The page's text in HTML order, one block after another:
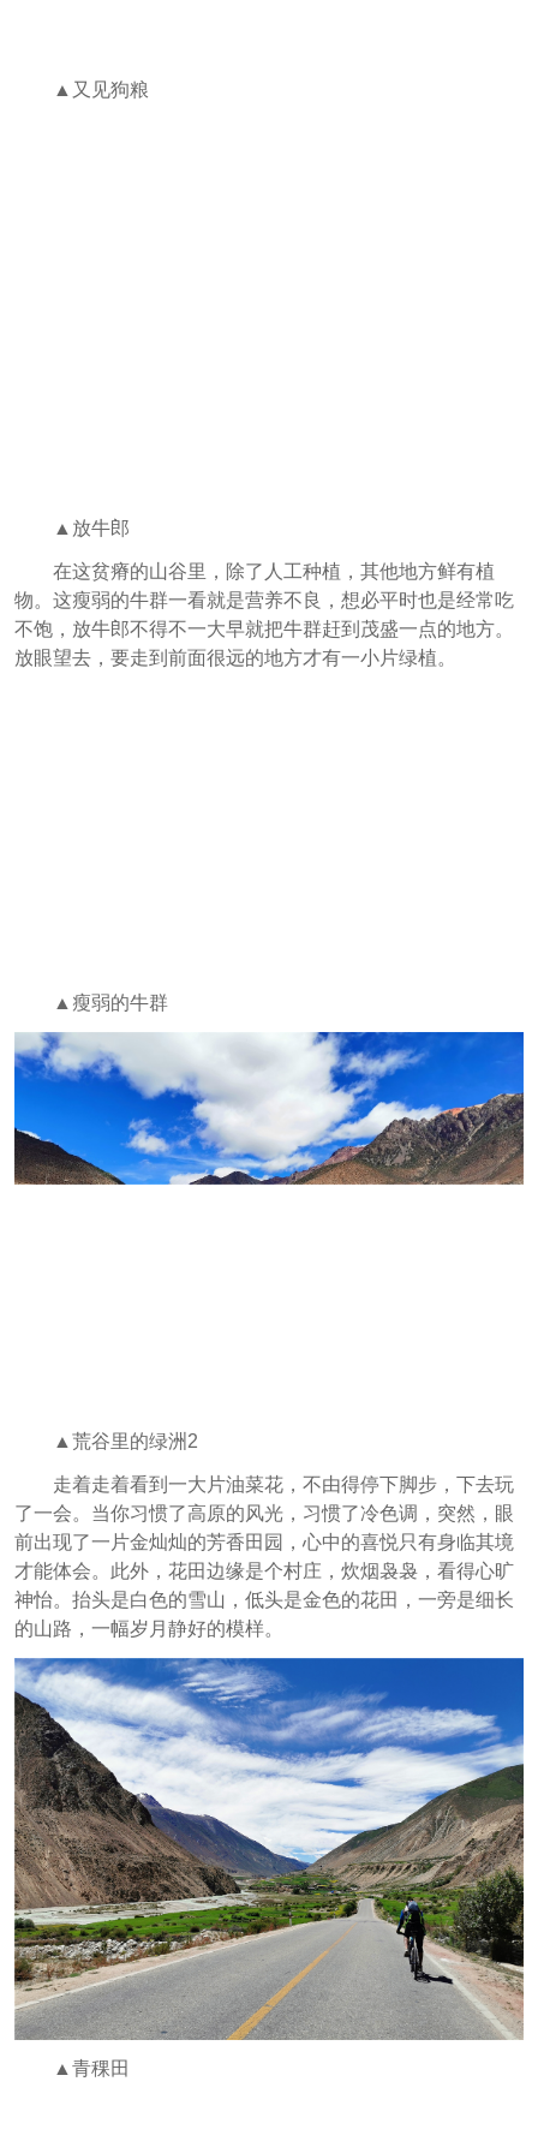
▲又见狗粮
▲放牛郎
在这贫瘠的山谷里，除了人工种植，其他地方鲜有植
物。这瘦弱的牛群一看就是营养不良，想必平时也是经常吃
不饱，放牛郎不得不一大早就把牛群赶到茂盛一点的地方。
放眼望去，要走到前面很远的地方才有一小片绿植。
▲瘦弱的牛群
▲荒谷里的绿洲2
走着走着看到一大片油菜花，不由得停下脚步，下去玩
了一会。当你习惯了高原的风光，习惯了冷色调，突然，眼
前出现了一片金灿灿的芳香田园，心中的喜悦只有身临其境
才能体会。此外，花田边缘是个村庄，炊烟袅袅，看得心旷
神怡。抬头是白色的雪山，低头是金色的花田，一旁是细长
的山路，一幅岁月静好的模样。
▲青稞田